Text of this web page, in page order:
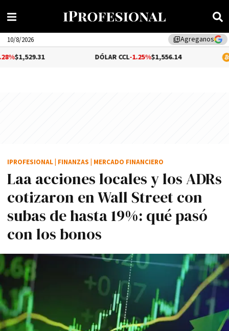
library_addAgreganos
10/8/2026
-1.25%$1,556.14
Laa acciones locales y los ADRs
cotizaron en Wall Street con
subas de hasta 19%: qué pasó
con los bonos
IPROFESIONAL FINANZAS MERCADO FINANCIERO